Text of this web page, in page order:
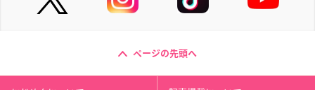
ページの先頭へ